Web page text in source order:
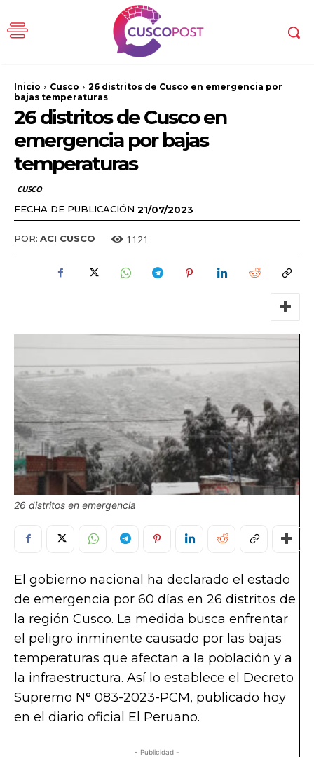
Inicio Cusco
26 distritos de Cusco en emergencia por
bajas temperaturas
26 distritos de Cusco en
emergencia por bajas
temperaturas
CUSCO
FECHA DE PUBLICACIÓN 21/07/2023
POR: ACI CUSCO 1121
26 distritos en emergencia
El gobierno nacional ha declarado el estado
de emergencia por 60 días en 26 distritos de
la región Cusco. La medida busca enfrentar
el peligro inminente causado por las bajas
temperaturas que afectan a la población y a
la infraestructura. Así lo establece el Decreto
Supremo N° 083-2023-PCM, publicado hoy
en el diario oficial El Peruano.
- Publicidad -